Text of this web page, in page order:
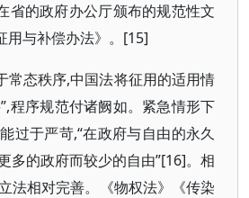
省的政府办公厅颁布的规范性文
用与补偿办法》。[15]
常态秩序,中国法将征用的适用情
程序规范付诸阙如。紧急情形下
过于严苛,“在政府与自由的永久
多的政府而较少的自由”[16]。相
法相对完善。《物权法》《传染